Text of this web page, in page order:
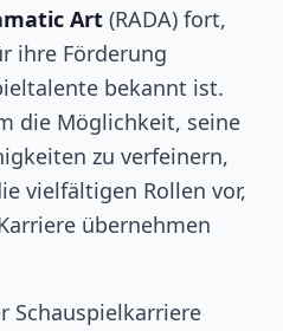
Art (RADA) fort,
ihre Förderung
bekannt ist.
die Möglichkeit, seine
zu verfeinern,
vielfältigen Rollen vor,
übernehmen
Schauspielkarriere